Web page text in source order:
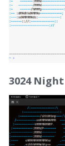
3024 Night